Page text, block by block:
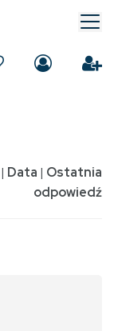
| Data | Ostatnia
odpowiedź